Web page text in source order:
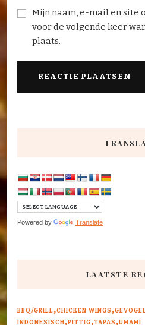
Mijn naam, e-mail en site
voor de volgende keer
plaats.
Powered by Translate
LAATSTE
BBQ/GRILL CHICKEN WINGS
INDONESISCH PITTIG TAPAS UMAMI